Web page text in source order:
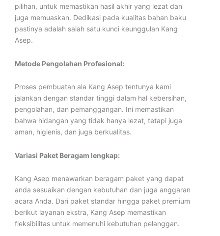
pilihan, untuk memastikan hasil akhir yang lezat dan
juga memuaskan. Dedikasi pada kualitas bahan baku
pastinya adalah salah satu kunci keunggulan Kang
Asep.
Metode Pengolahan Profesional:
Proses pembuatan ala Kang Asep tentunya kami
jalankan dengan standar tinggi dalam hal kebersihan,
pengolahan, dan pemanggangan. Ini memastikan
bahwa hidangan yang tidak hanya lezat, tetapi juga
aman, higienis, dan juga berkualitas.
Variasi Paket Beragam lengkap:
Kang Asep menawarkan beragam paket yang dapat
anda sesuaikan dengan kebutuhan dan juga anggaran
acara Anda. Dari paket standar hingga paket premium
berikut layanan ekstra, Kang Asep memastikan
fleksibilitas untuk memenuhi kebutuhan pelanggan.